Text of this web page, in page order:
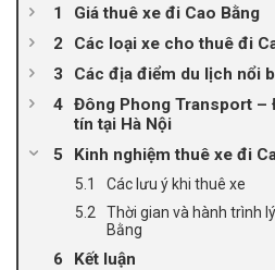
Giá thuê xe đi Cao Bằng
Các loại xe cho thuê đi
Các địa điểm du lịch nổi
Đông Phong Transport –
tín tại Hà Nội
Kinh nghiệm thuê xe đi
Các lưu ý khi thuê xe
Thời gian và hành trình
Bằng
Kết luận